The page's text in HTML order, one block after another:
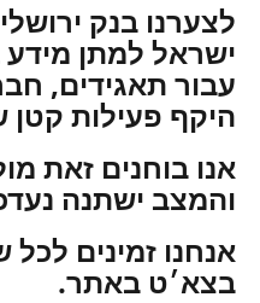
לצערנו בנק
ישראל למתן
עבור תאגידים,
היקף פעילות
אנו בוחנים זאת
והמצב ישתנה
אנחנו זמינים
בצא׳ט באתר.